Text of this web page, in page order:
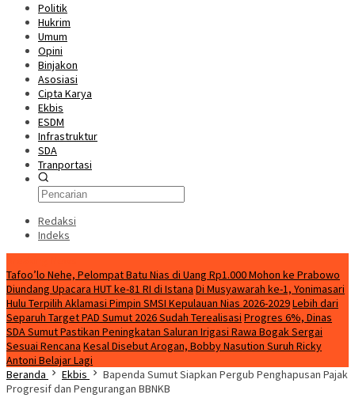
Politik
Hukrim
Umum
Opini
Binjakon
Asosiasi
Cipta Karya
Ekbis
ESDM
Infrastruktur
SDA
Tranportasi
Redaksi
Indeks
Tafoo’lo Nehe, Pelompat Batu Nias di Uang Rp1.000 Mohon ke Prabowo
Diundang Upacara HUT ke-81 RI di Istana Di Musyawarah ke-1, Yonimasari
Hulu Terpilih Aklamasi Pimpin SMSI Kepulauan Nias 2026-2029Lebih dari
Separuh Target PAD Sumut 2026 Sudah Terealisasi Progres 6%, Dinas
SDA Sumut Pastikan Peningkatan Saluran Irigasi Rawa Bogak Sergai
Sesuai Rencana Kesal Disebut Arogan, Bobby Nasution Suruh Ricky
Antoni Belajar Lagi
Beranda
Ekbis
Bapenda Sumut Siapkan Pergub Penghapusan Pajak
Progresif dan Pengurangan BBNKB